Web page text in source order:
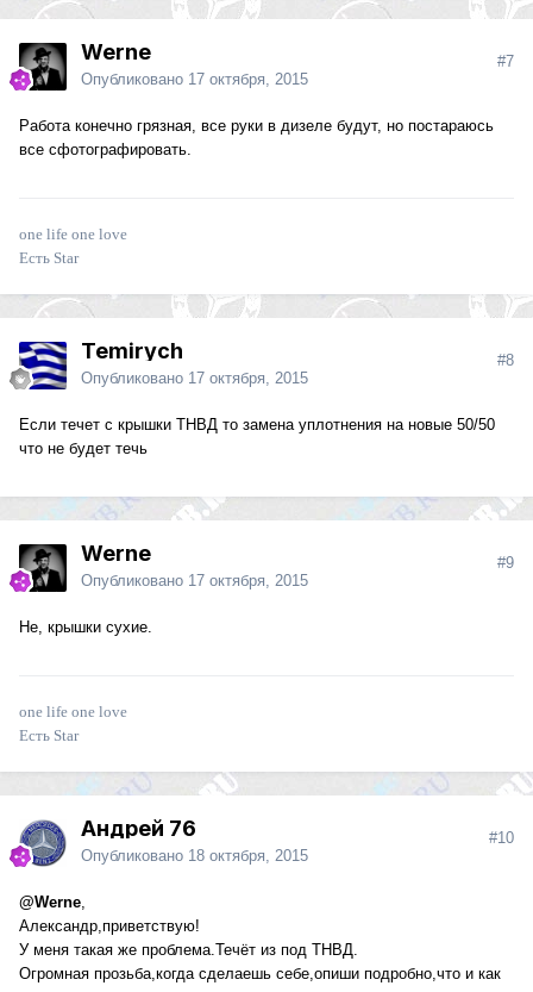
Werne
Опубликовано 17 октября, 2015
#7
Работа конечно грязная, все руки в дизеле будут, но постараюсь
все сфотографировать.
one life one love
Есть Star
Temirych
Опубликовано 17 октября, 2015
#8
Если течет с крышки ТНВД то замена уплотнения на новые 50/50
что не будет течь
Werne
Опубликовано 17 октября, 2015
#9
Не, крышки сухие.
one life one love
Есть Star
Андрей 76
Опубликовано 18 октября, 2015
#10
@Werne,
Александр,приветствую!
У меня такая же проблема.Течёт из под ТНВД.
Огромная прозьба,когда сделаешь себе,опиши подробно,что и как